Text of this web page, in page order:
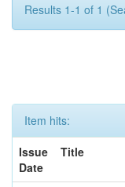
Results 1-1 of 1
Item hits:
Issue
Date
Title